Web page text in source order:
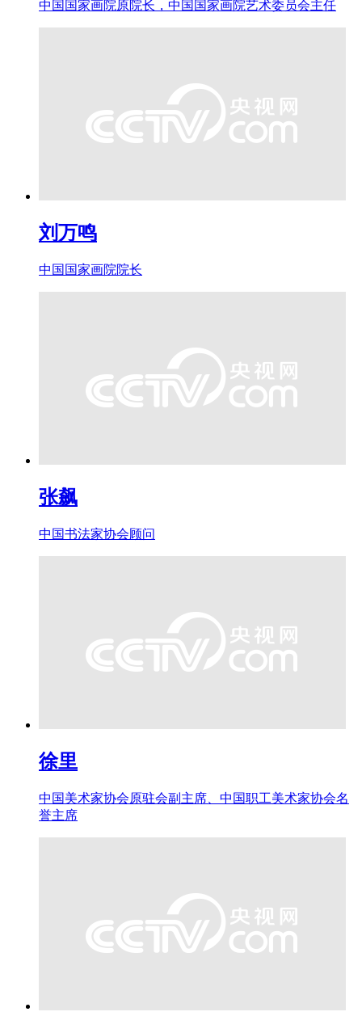
中国国家画院原院长，中国国家画院艺术委员会主任
刘万鸣
中国国家画院院长
张飙
中国书法家协会顾问
徐里
中国美术家协会原驻会副主席、中国职工美术家协会名
誉主席